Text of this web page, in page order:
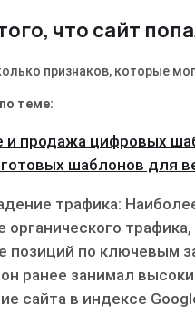
что сайт
признаков, которые
теме:
и продажа цифровых
шаблонов для
трафика:
органического
позиций по ключевым
ранее занимал
сайта в индексе